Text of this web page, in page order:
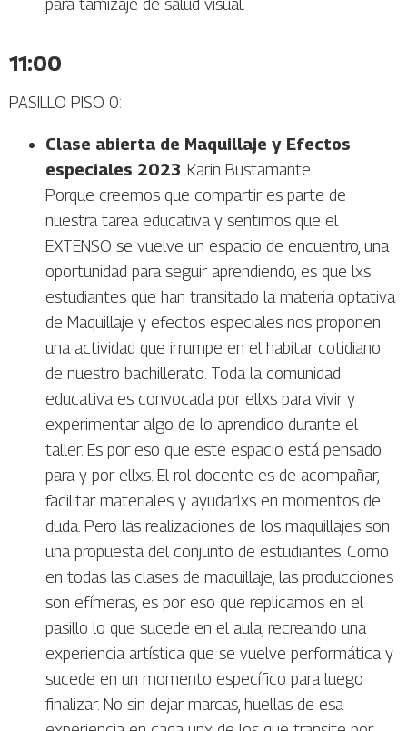
para tamizaje de salud visual.
11:00
PASILLO PISO 0:
Clase abierta de Maquillaje y Efectos
especiales 2023. Karin Bustamante
Porque creemos que compartir es parte de
nuestra tarea educativa y sentimos que el
EXTENSO se vuelve un espacio de encuentro, una
oportunidad para seguir aprendiendo, es que lxs
estudiantes que han transitado la materia optativa
de Maquillaje y efectos especiales nos proponen
una actividad que irrumpe en el habitar cotidiano
de nuestro bachillerato. Toda la comunidad
educativa es convocada por ellxs para vivir y
experimentar algo de lo aprendido durante el
taller. Es por eso que este espacio está pensado
para y por ellxs. El rol docente es de acompañar,
facilitar materiales y ayudarlxs en momentos de
duda. Pero las realizaciones de los maquillajes son
una propuesta del conjunto de estudiantes. Como
en todas las clases de maquillaje, las producciones
son efímeras, es por eso que replicamos en el
pasillo lo que sucede en el aula, recreando una
experiencia artística que se vuelve performática y
sucede en un momento específico para luego
finalizar. No sin dejar marcas, huellas de esa